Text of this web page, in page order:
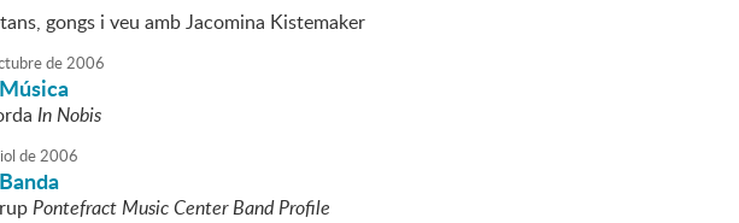
gongs i veu amb Jacomina Kistemaker
de2006
In Nobis
de2006
Pontefract Music Center Band Profile